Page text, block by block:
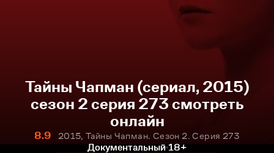
Тайны Чапман (сериал, 2015)
сезон 2 серия 273 смотреть
онлайн
8.9
2015, Тайны Чапман. Сезон 2. Серия 273
Документальный 18+